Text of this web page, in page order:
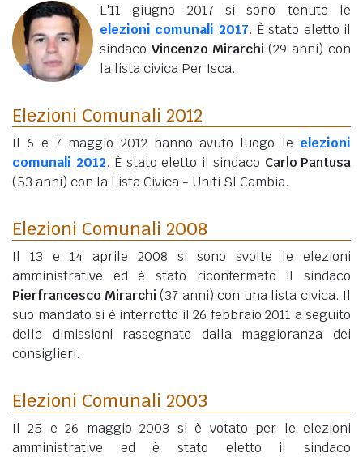
L'11 giugno 2017 si sono tenute le
elezioni comunali 2017. È stato eletto il
sindaco Vincenzo Mirarchi (29 anni) con
la lista civica Per Isca.
Elezioni Comunali 2012
Il 6 e 7 maggio 2012 hanno avuto luogo le elezioni
comunali 2012. È stato eletto il sindaco Carlo Pantusa
(53 anni) con la Lista Civica - Uniti SI Cambia.
Elezioni Comunali 2008
Il 13 e 14 aprile 2008 si sono svolte le elezioni
amministrative ed è stato riconfermato il sindaco
Pierfrancesco Mirarchi (37 anni) con una lista civica. Il
suo mandato si è interrotto il 26 febbraio 2011 a seguito
delle dimissioni rassegnate dalla maggioranza dei
consiglieri.
Elezioni Comunali 2003
Il 25 e 26 maggio 2003 si è votato per le elezioni
amministrative ed è stato eletto il sindaco